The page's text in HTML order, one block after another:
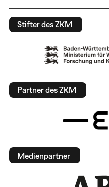
Stifter des ZKM
Partner des ZKM
Medienpartner